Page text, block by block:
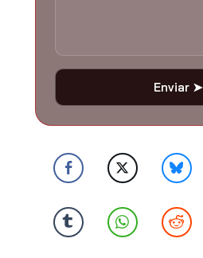
Enviar ➤